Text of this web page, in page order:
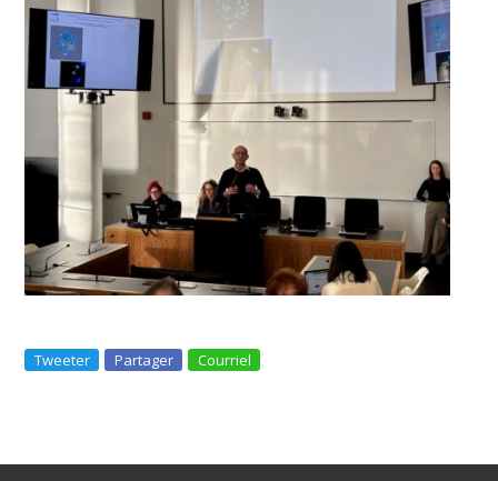
Tweeter Partager Courriel